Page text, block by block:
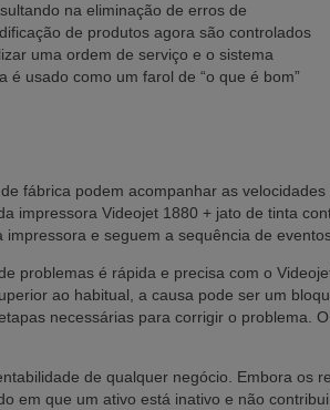
na eliminação de erros de
de produtos agora são controlados
uma ordem de serviço e o sistema
usado como um farol de “o que é bom”
fábrica podem acompanhar as
impressora Videojet 1880 + jato de tinta
e seguem a sequência de
problemas é rápida e precisa com o
ao habitual, a causa pode ser um
necessárias para corrigir o problema.
de qualquer negócio. Embora os
em que um ativo está inativo e não